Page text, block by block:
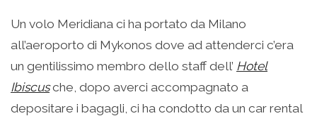
Un volo Meridiana ci ha portato da Milano
all’aeroporto di Mykonos dove ad attenderci c’era
un gentilissimo membro dello staff dell’ Hotel
Ibiscusche, dopo averci accompagnato a
depositare i bagagli, ci ha condotto da un car rental